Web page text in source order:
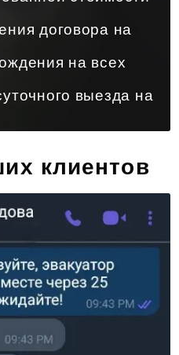
договора на
на всех
выезда на
клиентов